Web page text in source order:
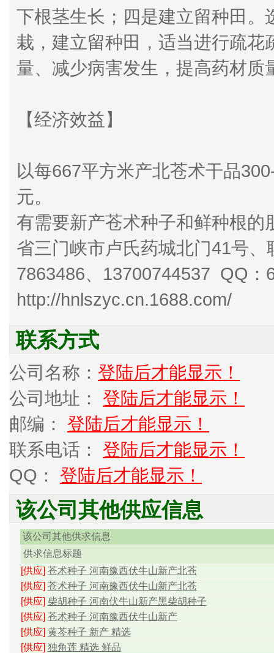
下根茎生长；四是建立留种田
栽，建立留种田，适当进行疏
量、减少病害发生，提高药材质
【经济效益】
以每667平方米产北苍术干品
元。
有需要新产苍术种子和鲜种根
省三门峡市卢氏药城北门41号
7863486、13700744537 QQ
http://hnlszyc.cn.1688.com/
联系方式
公司名称： 登陆后才能显示！
公司地址： 登陆后才能显示！
邮编： 登陆后才能显示！
联系电话： 登陆后才能显示！
QQ： 登陆后才能显示！
该公司其他供应信息
该公司其他供求信息
供求信息标题
[供应] 苍术种子 河南豫西伏牛山新产北苍
[供应] 苍术种子 河南豫西伏牛山新产北苍
[供应] 柴胡种子 河南伏牛山新产黑柴胡种子
[供应] 苍术种子 河南豫西伏牛山新产
[供应] 黄芩种子 新产 精选
[供应] 独角莲 精选 鲜品